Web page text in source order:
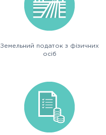
Земельний податок з фізичних
осіб